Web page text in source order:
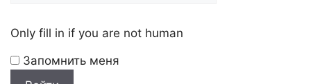
Only fill in if you are not human
Запомнить меня